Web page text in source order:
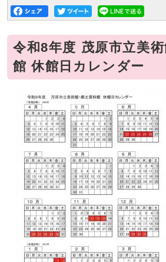
令和8年度 茂原市立美
館 休館日カレンダー